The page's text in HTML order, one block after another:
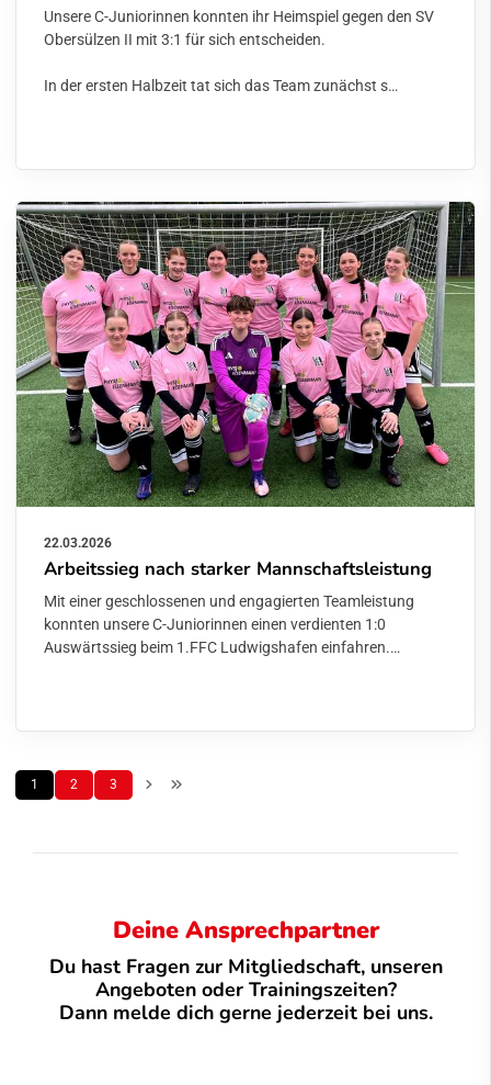
Unsere C-Juniorinnen konnten ihr Heimspiel gegen den SV
Obersülzen II mit 3:1 für sich entscheiden.
In der ersten Halbzeit tat sich das Team zunächst s…
22.03.2026
Arbeitssieg nach starker Mannschaftsleistung
Mit einer geschlossenen und engagierten Teamleistung
konnten unsere C-Juniorinnen einen verdienten 1:0
Auswärtssieg beim 1.FFC Ludwigshafen einfahren.…
1 2 3
Deine Ansprechpartner
Du hast Fragen zur Mitgliedschaft, unseren
Angeboten oder Trainingszeiten?
Dann melde dich gerne jederzeit bei uns.